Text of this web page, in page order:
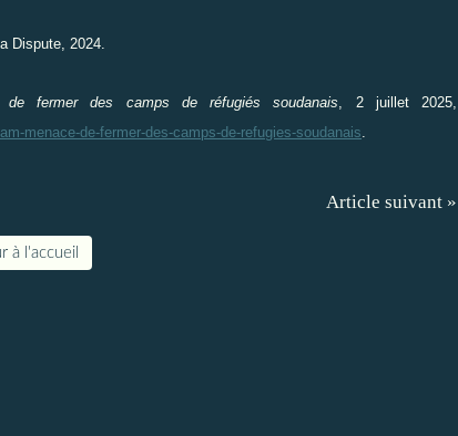
Dispute, 2024.
fermer des camps de réfugiés soudanais, 2 juillet 2025,
menace-de-fermer-des-camps-de-refugies-soudanais.
Article suivant »
à l'accueil